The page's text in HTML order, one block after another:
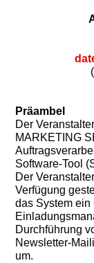
Präambel
Der
MARKETING
Software-Tool
Der
Verfügung
das System
Durchführung
Newsletter-
um.